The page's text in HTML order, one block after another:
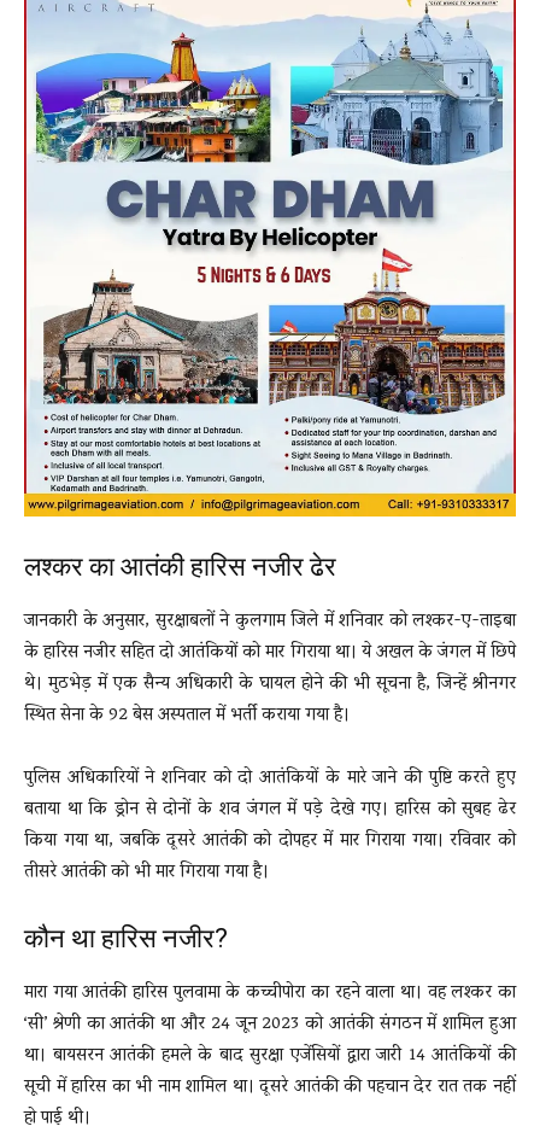
लश्कर का आतंकी हारिस नजीर ढेर
जानकारी के अनुसार, सुरक्षाबलों ने कुलगाम जिले में शनिवार को लश्कर-ए-ताइबा
के हारिस नजीर सहित दो आतंकियों को मार गिराया था। ये अखल के जंगल में छिपे
थे। मुठभेड़ में एक सैन्य अधिकारी के घायल होने की भी सूचना है, जिन्हें श्रीनगर
स्थित सेना के 92 बेस अस्पताल में भर्ती कराया गया है।
पुलिस अधिकारियों ने शनिवार को दो आतंकियों के मारे जाने की पुष्टि करते हुए
बताया था कि ड्रोन से दोनों के शव जंगल में पड़े देखे गए। हारिस को सुबह ढेर
किया गया था, जबकि दूसरे आतंकी को दोपहर में मार गिराया गया। रविवार को
तीसरे आतंकी को भी मार गिराया गया है।
कौन था हारिस नजीर?
मारा गया आतंकी हारिस पुलवामा के कच्चीपोरा का रहने वाला था। वह लश्कर का
‘सी’ श्रेणी का आतंकी था और 24 जून 2023 को आतंकी संगठन में शामिल हुआ
था। बायसरन आतंकी हमले के बाद सुरक्षा एजेंसियों द्वारा जारी 14 आतंकियों की
सूची में हारिस का भी नाम शामिल था। दूसरे आतंकी की पहचान देर रात तक नहीं
हो पाई थी।